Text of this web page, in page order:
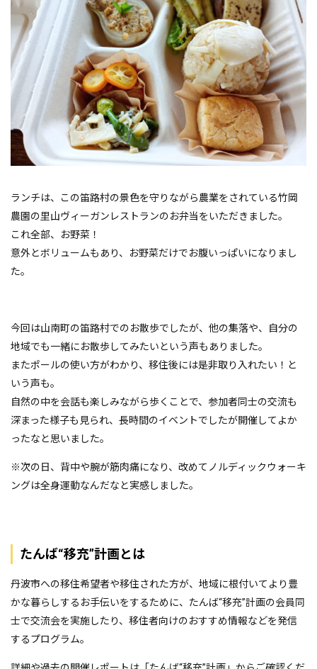
ランチは、この笛路村の景色を守りながら農業をされている竹岡
農園の里山ヴィーガンレストランのお弁当をいただきました。
これ全部、お野菜！
意外とボリュームもあり、お野菜だけでお腹いっぱいになりまし
た。
今回は山南町の笛路村でのお散歩でしたが、他の集落や、自分の
地域でも一緒にお散歩してみたいという声もありました。
またポールの使い方がわかり、移住後には是非取り入れたい！と
いう声も。
自然の中を会話も楽しみながら歩くことで、参加者同士の交流も
深まった様子も見られ、長時間のイベントでしたが開催してよか
ったなと思いました。
※次の日、背中や腕が筋肉痛になり、改めてノルディックウォーキ
ングは全身運動なんだなと実感しました。
たんば“移充”計画とは
丹波市への移住希望者や移住された方が、地域に根付いてより豊
かな暮らしするお手伝いをするために、たんば“移充”計画の会員同
士で交流会を実施したり、移住者向けのおすすめ情報などを発信
するプログラム。